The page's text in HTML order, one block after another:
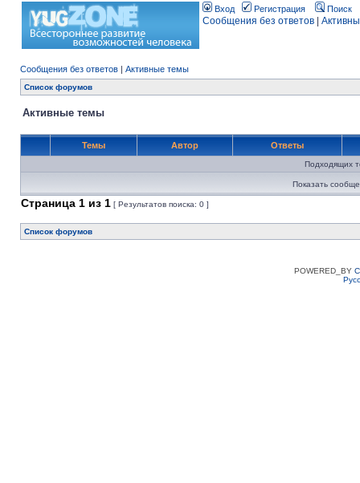
Вход Регистрация Поиск
Сообщения без ответов
Сообщения без ответов | Активные темы
Список форумов
Активные темы
Темы Автор Ответы
Подходящих
Показать
Страница 1 из 1 [ Результатов поиска: 0 ]
Список форумов
POWERED_BY